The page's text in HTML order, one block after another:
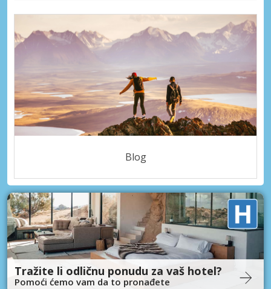
Blog
Tražite li odličnu ponudu za vaš hotel?
Pomoći ćemo vam da to pronađete